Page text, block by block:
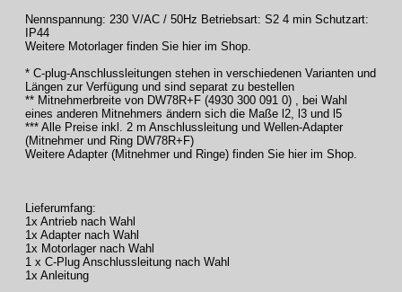
Nennspannung: 230 V/AC / 50Hz Betriebsart: S2 4 min Schutzart:
IP44
Weitere Motorlager finden Sie hier im Shop.
* C-plug-Anschlussleitungen stehen in verschiedenen Varianten und
Längen zur Verfügung und sind separat zu bestellen
** Mitnehmerbreite von DW78R+F (4930 300 091 0) , bei Wahl
eines anderen Mitnehmers ändern sich die Maße l2, l3 und l5
*** Alle Preise inkl. 2 m Anschlussleitung und Wellen-Adapter
(Mitnehmer und Ring DW78R+F)
Weitere Adapter (Mitnehmer und Ringe) finden Sie hier im Shop.
Lieferumfang:
1x Antrieb nach Wahl
1x Adapter nach Wahl
1x Motorlager nach Wahl
1 x C-Plug Anschlussleitung nach Wahl
1x Anleitung